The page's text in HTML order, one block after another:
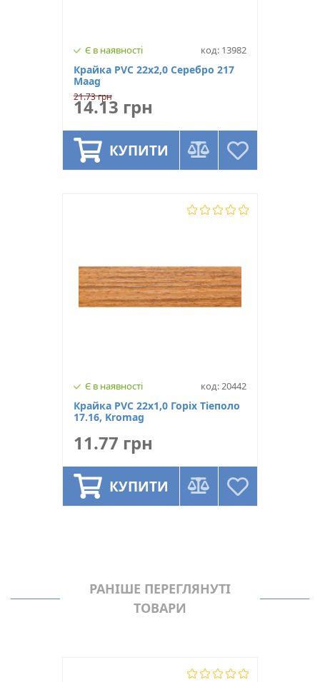
Є в наявності код: 13982
Крайка PVC 22х2,0 Серебро 217
Maag
21.73 грн
14.13 грн
КУПИТИ
Є в наявності код: 20442
Крайка PVC 22х1,0 Горіх Тіеполо
17.16, Kromag
11.77 грн
КУПИТИ
РАНІШЕ ПЕРЕГЛЯНУТІ
ТОВАРИ